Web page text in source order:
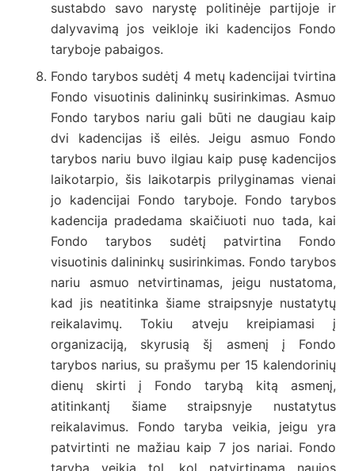
sustabdo savo narystę politinėje partijoje ir
dalyvavimą jos veikloje iki kadencijos Fondo
taryboje pabaigos.
Fondo tarybos sudėtį 4 metų kadencijai tvirtina
Fondo visuotinis dalininkų susirinkimas. Asmuo
Fondo tarybos nariu gali būti ne daugiau kaip
dvi kadencijas iš eilės. Jeigu asmuo Fondo
tarybos nariu buvo ilgiau kaip pusę kadencijos
laikotarpio, šis laikotarpis prilyginamas vienai
jo kadencijai Fondo taryboje. Fondo tarybos
kadencija pradedama skaičiuoti nuo tada, kai
Fondo tarybos sudėtį patvirtina Fondo
visuotinis dalininkų susirinkimas. Fondo tarybos
nariu asmuo netvirtinamas, jeigu nustatoma,
kad jis neatitinka šiame straipsnyje nustatytų
reikalavimų. Tokiu atveju kreipiamasi į
organizaciją, skyrusią šį asmenį į Fondo
tarybos narius, su prašymu per 15 kalendorinių
dienų skirti į Fondo tarybą kitą asmenį,
atitinkantį šiame straipsnyje nustatytus
reikalavimus. Fondo taryba veikia, jeigu yra
patvirtinti ne mažiau kaip 7 jos nariai. Fondo
taryba veikia tol, kol patvirtinama naujos